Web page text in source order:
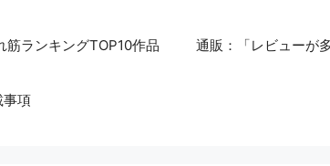
筋ランキングTOP10作品 通販：「レビューが
事項